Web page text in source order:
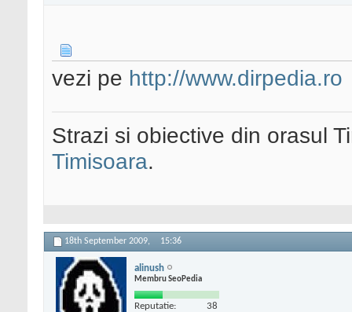
vezi pe http://www.dirpedia.ro
Strazi si obiective din orasul
Timisoara.
18th September 2009, 15:36
alinush
Membru SeoPedia
Reputatie: 38